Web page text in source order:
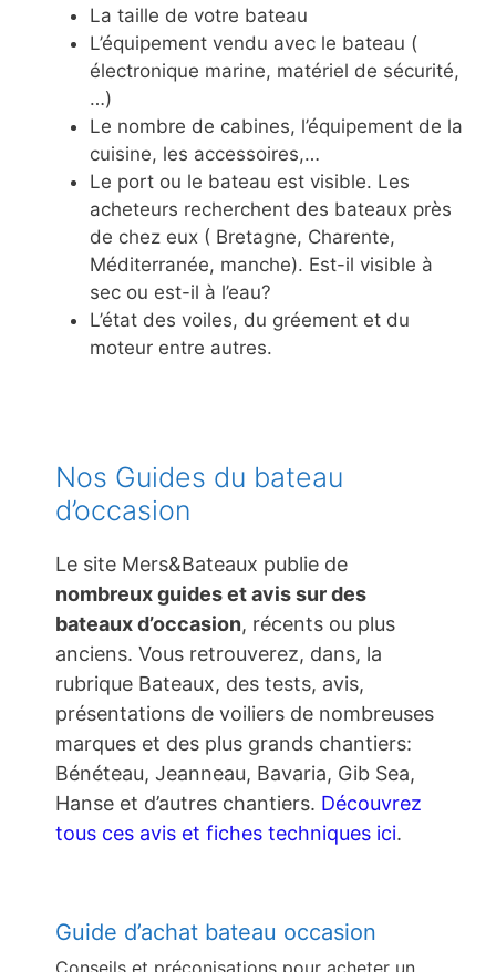
La taille de votre bateau
L’équipement vendu avec le bateau (
électronique marine, matériel de sécurité,
…)
Le nombre de cabines, l’équipement de la
cuisine, les accessoires,…
Le port ou le bateau est visible. Les
acheteurs recherchent des bateaux près
de chez eux ( Bretagne, Charente,
Méditerranée, manche). Est-il visible à
sec ou est-il à l’eau?
L’état des voiles, du gréement et du
moteur entre autres.
Nos Guides du bateau
d’occasion
Le site Mers&Bateaux publie de
nombreux guides et avis sur des
bateaux d’occasion, récents ou plus
anciens. Vous retrouverez, dans, la
rubrique Bateaux, des tests, avis,
présentations de voiliers de nombreuses
marques et des plus grands chantiers:
Bénéteau, Jeanneau, Bavaria, Gib Sea,
Hanse et d’autres chantiers. Découvrez
tous ces avis et fiches techniques ici.
Guide d’achat bateau occasion